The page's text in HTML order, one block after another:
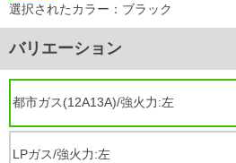
選択されたカラー：ブラック
バリエーション
都市ガス(12A13A)/強火力:左
LPガス/強火力:左